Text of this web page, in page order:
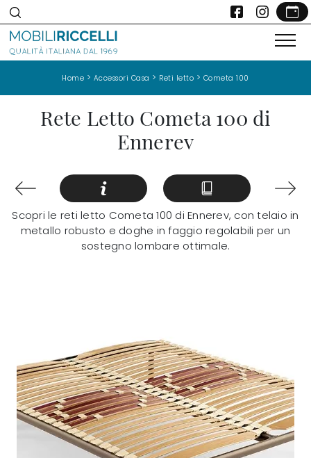
Home > Accessori Casa > Reti letto > Cometa 100
Rete Letto Cometa 100 di
Ennerev
Scopri le reti letto Cometa 100 di Ennerev, con telaio in
metallo robusto e doghe in faggio regolabili per un
sostegno lombare ottimale.